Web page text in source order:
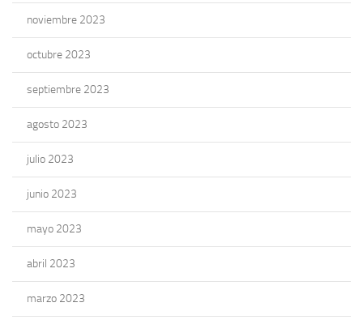
noviembre 2023
octubre 2023
septiembre 2023
agosto 2023
julio 2023
junio 2023
mayo 2023
abril 2023
marzo 2023